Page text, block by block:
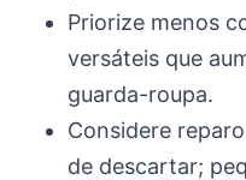
Priorize menos
versáteis que
guarda-roupa.
Considere
de descartar;